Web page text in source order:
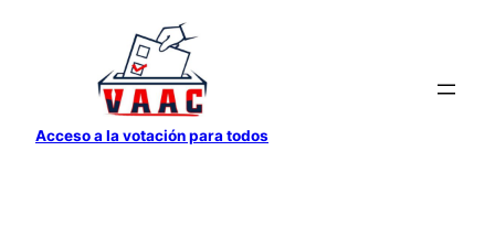
contenido
Acceso a la votación para todos